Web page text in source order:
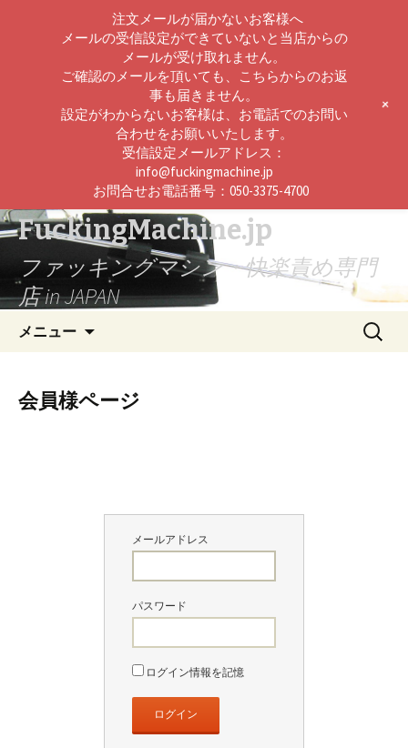
FuckingMachine.jp
ファッキングマシン・快楽責め専門
店 in JAPAN
メニュー
ツ
検
会員様ページ
メールアドレス
パスワード
ログイン情報を記憶
注文メールが届かないお客様へ
メールの受信設定ができていないと当店からの
メールが受け取れません。
ご確認のメールを頂いても、こちらからのお返
事も届きません。
設定がわからないお客様は、お電話でのお問い
合わせをお願いいたします。
受信設定メールアドレス：
info@fuckingmachine.jp
お問合せお電話番号：050-3375-4700
+